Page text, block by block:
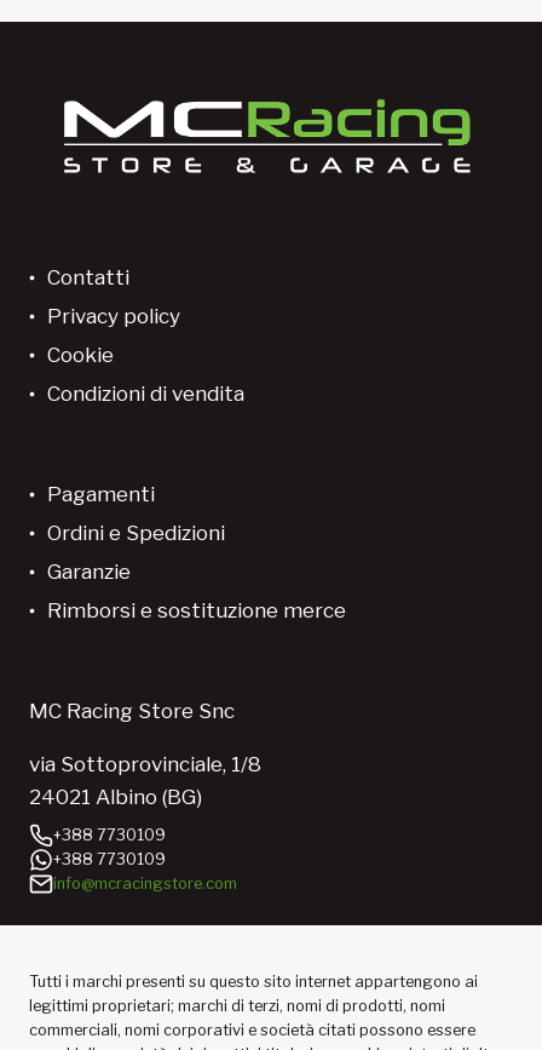
Contatti
Privacy policy
Cookie
Condizioni di vendita
Pagamenti
Ordini e Spedizioni
Garanzie
Rimborsi e sostituzione merce
MC Racing Store Snc
via Sottoprovinciale, 1/8
24021 Albino (BG)
+388 7730109
+388 7730109
info@mcracingstore.com
Tutti i marchi presenti su questo sito internet appartengono ai
legittimi proprietari; marchi di terzi, nomi di prodotti, nomi
commerciali, nomi corporativi e società citati possono essere